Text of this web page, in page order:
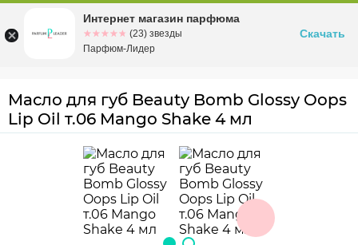
Омскул. Заозерная, 11, к. 1
Масло для губ Beauty Bomb Glossy Oops
Lip Oil т.06 Mango Shake 4 мл
Интернет магазин парфюма
☆☆☆☆☆
★★★★★ (23) звезды
Парфюм-Лидер
Скачать